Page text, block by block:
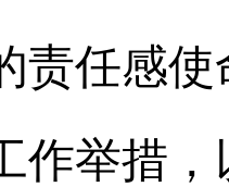
责任感
作举措